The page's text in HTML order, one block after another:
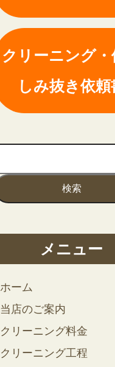
クリーニング・
しみ抜き依頼
メニュー
ホーム
当店のご案内
クリーニング料金
クリーニング工程